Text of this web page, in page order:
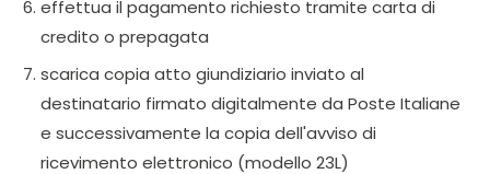
effettua il pagamento richiesto tramite carta di
credito o prepagata
scarica copia atto giundiziario inviato al
destinatario firmato digitalmente da Poste Italiane
e successivamente la copia dell'avviso di
ricevimento elettronico (modello 23L)